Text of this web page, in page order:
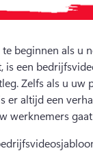
beginnen als u
is een
Zelfs als u uw
er altijd een
werknemers